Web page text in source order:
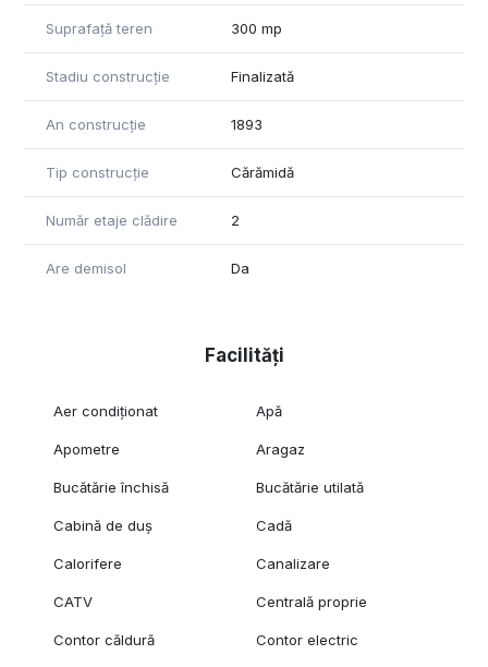
Suprafață teren 300 mp
Stadiu construcție Finalizată
An construcție 1893
Tip construcție Cărămidă
Număr etaje clădire 2
Are demisol Da
Facilități
Aer condiționat Apă
Apometre Aragaz
Bucătărie închisă Bucătărie utilată
Cabină de duș Cadă
Calorifere Canalizare
CATV Centrală proprie
Contor căldură Contor electric